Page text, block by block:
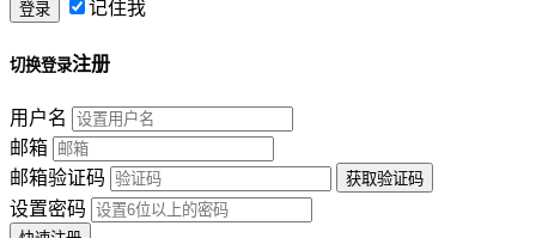
记住我
切换登录注册
用户名
邮箱
邮箱验证码
设置密码